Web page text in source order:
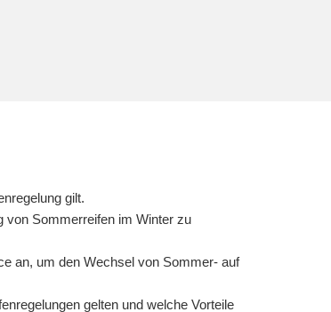
gilt.
von Sommerreifen im Winter zu
an, um den Wechsel von Sommer- auf
gelten und welche Vorteile